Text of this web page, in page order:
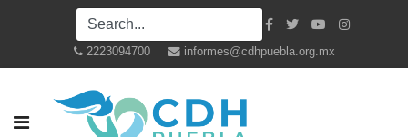
2223094700 informes@cdhpuebla.org.mx